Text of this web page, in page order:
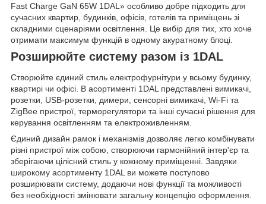
Fast Charge GaN 65W 1DAL» особливо добре підходить для
сучасних квартир, будинків, офісів, готелів та приміщень зі
складними сценаріями освітлення. Це вибір для тих, хто хоче
отримати максимум функцій в одному акуратному блоці.
Розширюйте систему разом із 1DAL
Створюйте єдиний стиль електрофурнітури у всьому будинку,
квартирі чи офісі. В асортименті 1DAL представлені вимикачі,
розетки, USB-розетки, димери, сенсорні вимикачі, Wi-Fi та
ZigBee пристрої, терморегулятори та інші сучасні рішення для
керування освітленням та електроживленням.
Єдиний дизайн рамок і механізмів дозволяє легко комбінувати
різні пристрої між собою, створюючи гармонійний інтер'єр та
зберігаючи цілісний стиль у кожному приміщенні. Завдяки
широкому асортименту 1DAL ви можете поступово
розширювати систему, додаючи нові функції та можливості
без необхідності змінювати загальну концепцію оформлення.